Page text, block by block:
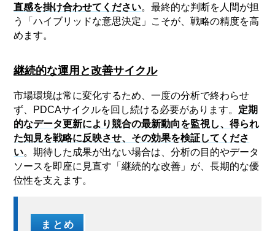
直感を掛け合わせてください。最終的な判断を人間が担
う「ハイブリッドな意思決定」こそが、戦略の精度を高
めます。
継続的な運用と改善サイクル
市場環境は常に変化するため、一度の分析で終わらせ
ず、PDCAサイクルを回し続ける必要があります。 定期
的なデータ更新により競合の最新動向を監視し、得られ
た知見を戦略に反映させ、その効果を検証してくださ
い。期待した成果が出ない場合は、分析の目的やデータ
ソースを即座に見直す「継続的な改善」が、長期的な優
位性を支えます。
まとめ